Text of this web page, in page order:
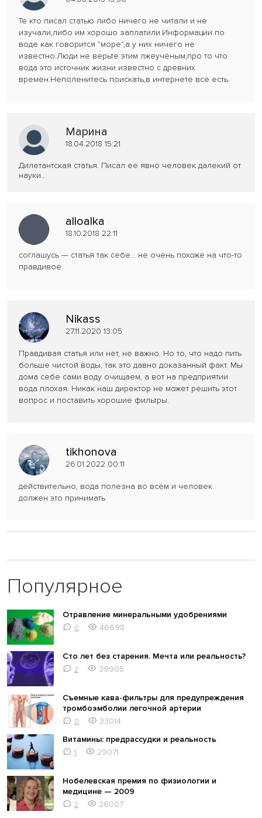
Те кто писал статью либо ничего не читали и не
изучали,либо им хорошо заплатили.Информации по
воде как говорится "море",а у них ничего не
известно.Люди не верьте этим лжеучёным,про то что
вода это источник жизни известно с древних
времён.Неполенитесь поискать,в интернете всё есть.
Марина
18.04.2018 15:21
Дилетантская статья. Писал ее явно человек далекий от
науки...
alloalka
18.10.2018 22:11
соглашусь — статья так себе… не очень похоже на что-то
правдивое.
Nikass
27.11.2020 13:05
Правдивая статья или нет, не важно. Но то, что надо пить
больше чистой воды, так это давно доказанный факт. Мы
дома себе сами воду очищаем, а вот на предприятии
вода плохая. Никак наш директор не может решить этот
вопрос и поставить хорошие фильтры.
tikhonova
26.01.2022 00:11
действительно, вода полезна во всём и человек
должен это принимать
Популярное
Отравление минеральными удобрениями
0 46698
Сто лет без старения. Мечта или реальность?
2 39905
Съемные кава-фильтры для предупреждения
тромбоэмболии легочной артерии
0
33014
Витамины: предрассудки и реальность
1 29071
Нобелевская премия по физиологии и
медицине — 2009
2 26007